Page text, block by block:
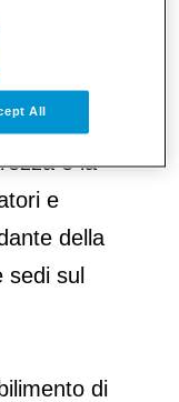
il suo
e la
e
della
sedi sul
di
All